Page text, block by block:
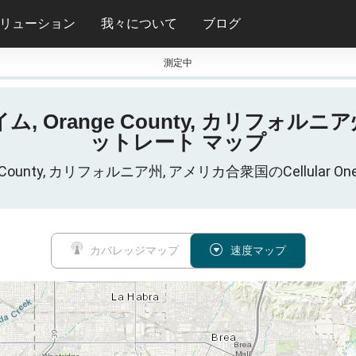
ューション 我々について ブログ
測定中
, Orange County, カリフォルニ
ットレート マップ
カリフォルニア州, アメリカ合衆国のCellular
カバレッジマップ 速度マップ